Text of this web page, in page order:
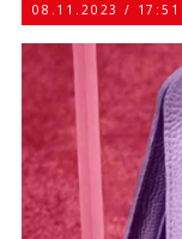
08.11.2023 / 17:51